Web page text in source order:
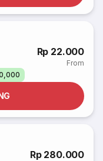
Rp 22.000
From
Rp 280.000